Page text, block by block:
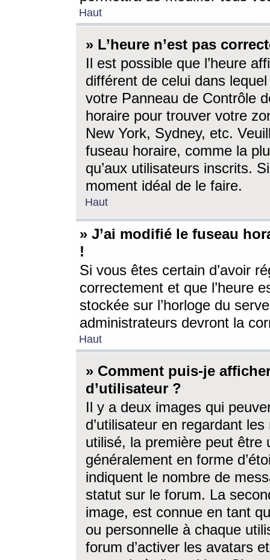
Haut
» L’heure n’est pas
Il est possible que l’heure
différent de celui dans
votre Panneau de Contrôle
horaire pour trouver votre
New York, Sydney, etc.
fuseau horaire, comme la
qu’aux utilisateurs inscrits.
moment idéal de le faire.
Haut
» J’ai modifié le fuseau
!
Si vous êtes certain d’avoir
correctement et que l’heure
stockée sur l’horloge du
administrateurs devront la
Haut
» Comment puis-je
d’utilisateur ?
Il y a deux images qui
d’utilisateur en regardant
utilisé, la première peut être
généralement en forme
indiquent le nombre de
statut sur le forum. La
image, est connue en tant
ou personnelle à chaque
forum d’activer les avatars